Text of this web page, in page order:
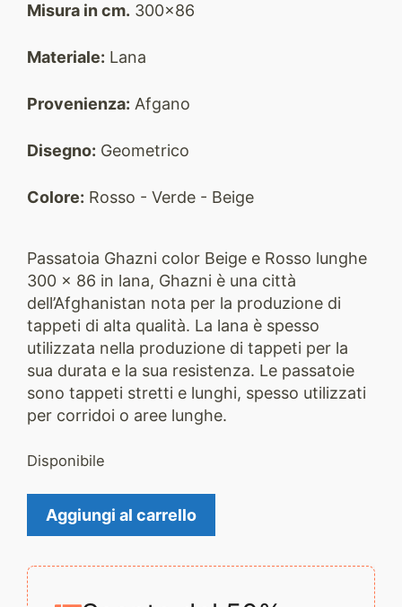
Misura in cm. 300x86
Materiale: Lana
Provenienza: Afgano
Disegno: Geometrico
Colore: Rosso - Verde - Beige
Passatoia Ghazni color Beige e Rosso lunghe
300 x 86 in lana, Ghazni è una città
dell’Afghanistan nota per la produzione di
tappeti di alta qualità. La lana è spesso
utilizzata nella produzione di tappeti per la
sua durata e la sua resistenza. Le passatoie
sono tappeti stretti e lunghi, spesso utilizzati
per corridoi o aree lunghe.
Disponibile
Tappeto
Ghazni
quantità
Aggiungi al carrello